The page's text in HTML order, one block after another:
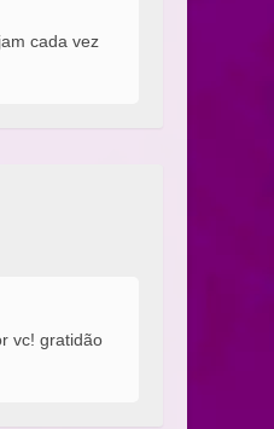
cada vez
vc! gratidão